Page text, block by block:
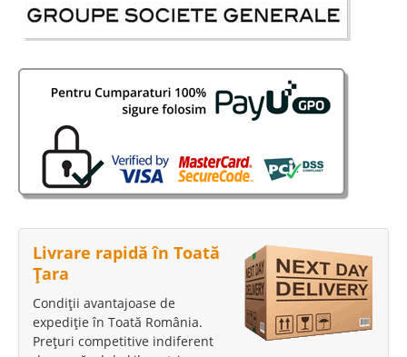
Livrare rapidă în Toată
Țara
Condiții avantajoase de
expediție în Toată România.
Prețuri competitive indiferent